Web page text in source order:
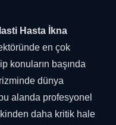
Hasta İkna
en çok
konuların başında
dünya
alanda profesyonel
daha kritik hale